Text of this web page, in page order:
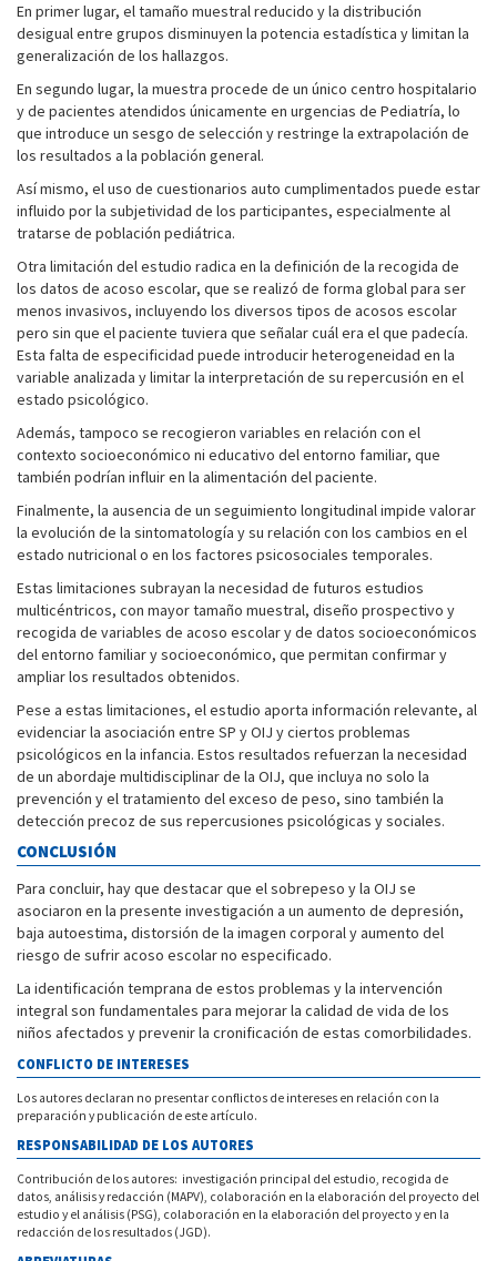
En primer lugar, el tamaño muestral reducido y la distribución
desigual entre grupos disminuyen la potencia estadística y limitan la
generalización de los hallazgos.
En segundo lugar, la muestra procede de un único centro hospitalario
y de pacientes atendidos únicamente en urgencias de Pediatría, lo
que introduce un sesgo de selección y restringe la extrapolación de
los resultados a la población general.
Así mismo, el uso de cuestionarios auto cumplimentados puede estar
influido por la subjetividad de los participantes, especialmente al
tratarse de población pediátrica.
Otra limitación del estudio radica en la definición de la recogida de
los datos de acoso escolar, que se realizó de forma global para ser
menos invasivos, incluyendo los diversos tipos de acosos escolar
pero sin que el paciente tuviera que señalar cuál era el que padecía.
Esta falta de especificidad puede introducir heterogeneidad en la
variable analizada y limitar la interpretación de su repercusión en el
estado psicológico.
Además, tampoco se recogieron variables en relación con el
contexto socioeconómico ni educativo del entorno familiar, que
también podrían influir en la alimentación del paciente.
Finalmente, la ausencia de un seguimiento longitudinal impide valorar
la evolución de la sintomatología y su relación con los cambios en el
estado nutricional o en los factores psicosociales temporales.
Estas limitaciones subrayan la necesidad de futuros estudios
multicéntricos, con mayor tamaño muestral, diseño prospectivo y
recogida de variables de acoso escolar y de datos socioeconómicos
del entorno familiar y socioeconómico, que permitan confirmar y
ampliar los resultados obtenidos.
Pese a estas limitaciones, el estudio aporta información relevante, al
evidenciar la asociación entre SP y OIJ y ciertos problemas
psicológicos en la infancia. Estos resultados refuerzan la necesidad
de un abordaje multidisciplinar de la OIJ, que incluya no solo la
prevención y el tratamiento del exceso de peso, sino también la
detección precoz de sus repercusiones psicológicas y sociales.
CONCLUSIÓN
Para concluir, hay que destacar que el sobrepeso y la OIJ se
asociaron en la presente investigación a un aumento de depresión,
baja autoestima, distorsión de la imagen corporal y aumento del
riesgo de sufrir acoso escolar no especificado.
La identificación temprana de estos problemas y la intervención
integral son fundamentales para mejorar la calidad de vida de los
niños afectados y prevenir la cronificación de estas comorbilidades.
CONFLICTO DE INTERESES
Los autores declaran no presentar conflictos de intereses en relación con la
preparación y publicación de este artículo.
RESPONSABILIDAD DE LOS AUTORES
Contribución de los autores: investigación principal del estudio, recogida de
datos, análisis y redacción (MAPV), colaboración en la elaboración del proyecto del
estudio y el análisis (PSG), colaboración en la elaboración del proyecto y en la
redacción de los resultados (JGD).